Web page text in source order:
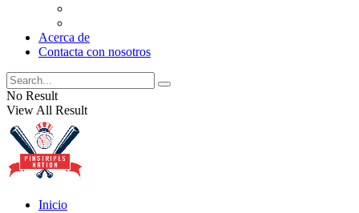
Acerca de
Contacta con nosotros
No Result
View All Result
Inicio